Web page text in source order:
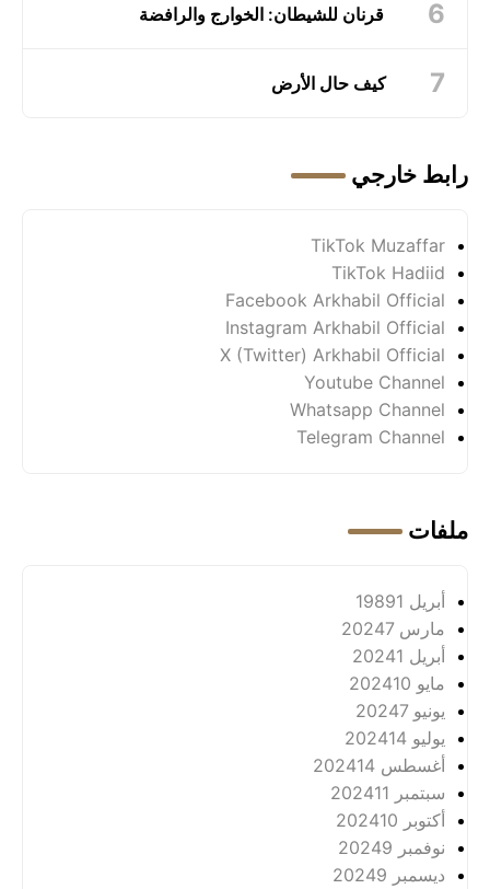
قرنان للشيطان: الخوارج والرافضة
كيف حال الأرض
رابط خارجي
TikTok Muzaffar
TikTok Hadiid
Facebook Arkhabil Official
Instagram Arkhabil Official
X (Twitter) Arkhabil Official
Youtube Channel
Whatsapp Channel
Telegram Channel
ملفات
أبريل 1989 1
مارس 20247
أبريل 2024 1
مايو 2024 10
يونيو 20247
يوليو 2024 14
أغسطس 2024 14
سبتمبر 2024 11
أكتوبر 2024 10
نوفمبر 2024 9
ديسمبر 2024 9